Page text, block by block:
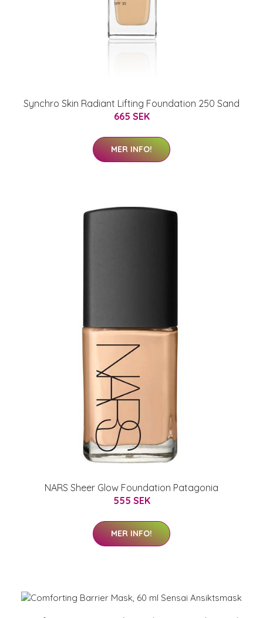
Synchro Skin Radiant Lifting Foundation 250 Sand
665 SEK
MER INFO!
NARS Sheer Glow Foundation Patagonia
555 SEK
MER INFO!